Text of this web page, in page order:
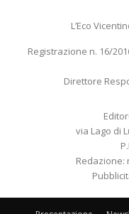
L’Eco
Registrazione n. 16/
Direttore
via Lago di
Redazione: